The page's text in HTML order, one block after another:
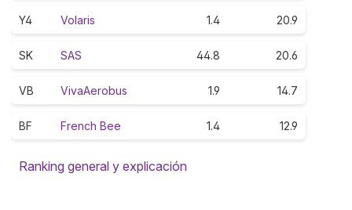
Y4 Volaris 1.4 20.9
SK SAS 44.8 20.6
VB VivaAerobus 1.9 14.7
BF French Bee 1.4 12.9
Ranking general y explicación